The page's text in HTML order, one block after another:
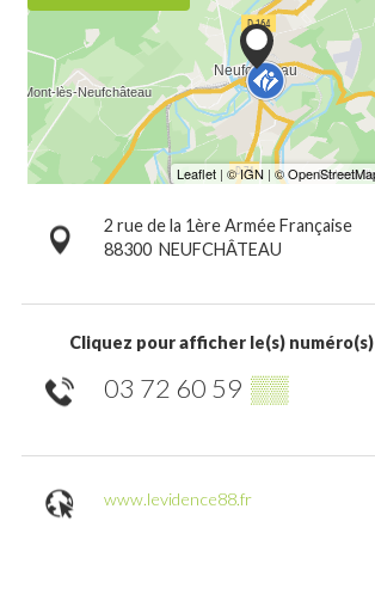
2 rue de la 1ère Armée Française
88300 NEUFCHÂTEAU
Cliquez pour afficher le(s) numéro(s)
03 72 60 59 ▒▒
www.levidence88.fr